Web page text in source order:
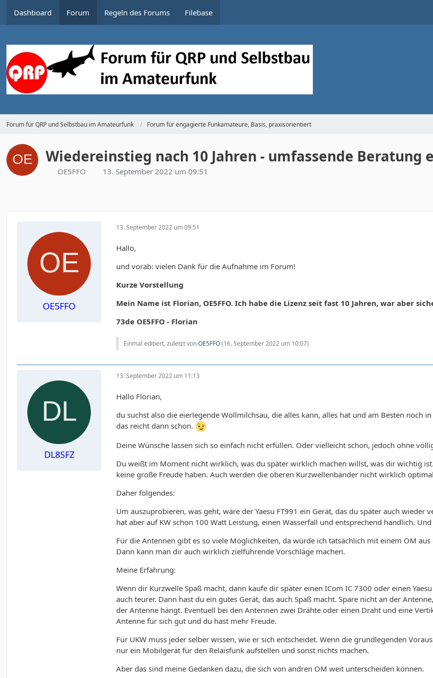
Dashboard Forum Regeln des Forums Filebase
Forum für QRP und Selbstbau im Amateurfunk Forum für engagierte Funkamateure, Basis, praxisorientiert
Wiedereinstieg nach 10 Jahren - umfassende Beratung
OE5FFO 13. September 2022 um 09:51
OE5FFO
13. September 2022 um 09:51
Hallo,
und vorab: vielen Dank für die Aufnahme im Forum!
Kurze Vorstellung
Mein Name ist Florian, OE5FFO. Ich habe die Lizenz seit fast 10 Jahren, war aber
73de OE5FFO - Florian
Einmal editiert, zuletzt vonOE5FFO(16. September 2022 um 10:07)
DL8SFZ
13. September 2022 um 11:13
Hallo Florian,
du suchst also die eierlegende Wollmilchsau, die alles kann, alles hat und am Besten noch
das reicht dann schon.
Deine Wünsche lassen sich so einfach nicht erfüllen. Oder vielleicht schon, jedoch ohne
Du weißt im Moment nicht wirklich, was du später wirklich machen willst, was dir wichtig
keine große Freude haben. Auch werden die oberen Kurzwellenbänder nicht wirklich
Daher folgendes:
Um auszuprobieren, was geht, wäre der Yaesu FT991 ein Gerät, das du später auch wieder
hat aber auf KW schon 100 Watt Leistung, einen Wasserfall und entsprechend handlich. Und
Für die Antennen gibt es so viele Möglichkeiten, da würde ich tatsächlich mit einem OM
Dann kann man dir auch wirklich zielführende Vorschläge machen.
Meine Erfahrung:
Wenn dir Kurzwelle Spaß macht, dann kaufe dir später einen ICom IC 7300 oder einen
auch teurer. Dann hast du ein gutes Gerät, das auch Spaß macht. Spare nicht an der
der Antenne hängt. Eventuell bei den Antennen zwei Drähte oder einen Draht und eine
Antenne für sich gut und du hast mehr Freude.
Für UKW muss jeder selber wissen, wie er sich entscheidet. Wenn die grundlegenden
nur ein Mobilgerät für den Relaisfunk aufstellen und sonst nichts machen.
Aber das sind meine Gedanken dazu, die sich von andren OM weit unterscheiden können.